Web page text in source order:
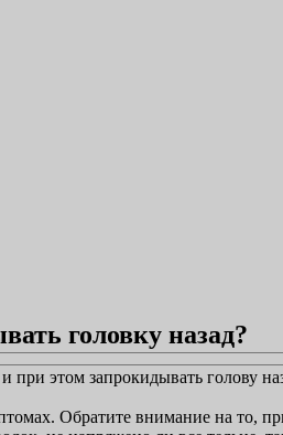
головку назад?
при этом запрокидывать голову
Обратите внимание на то,